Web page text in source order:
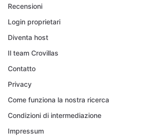
Recensioni
Login proprietari
Diventa host
Il team Crovillas
Contatto
Privacy
Come funziona la nostra ricerca
Condizioni di intermediazione
Impressum